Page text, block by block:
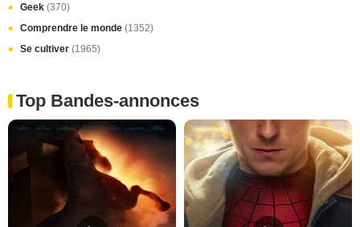
Geek (370)
Comprendre le monde (1352)
Se cultiver (1965)
Top Bandes-annonces